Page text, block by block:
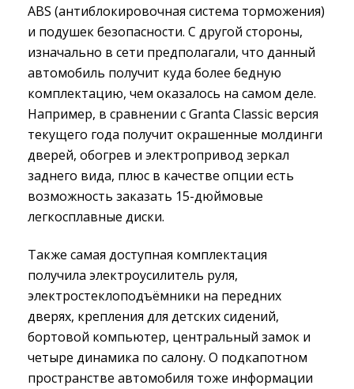
ABS (антиблокировочная система торможения)
и подушек безопасности. С другой стороны,
изначально в сети предполагали, что данный
автомобиль получит куда более бедную
комплектацию, чем оказалось на самом деле.
Например, в сравнении с Granta Classic версия
текущего года получит окрашенные молдинги
дверей, обогрев и электропривод зеркал
заднего вида, плюс в качестве опции есть
возможность заказать 15-дюймовые
легкосплавные диски.
Также самая доступная комплектация
получила электроусилитель руля,
электростеклоподъёмники на передних
дверях, крепления для детских сидений,
бортовой компьютер, центральный замок и
четыре динамика по салону. О подкапотном
пространстве автомобиля тоже информации